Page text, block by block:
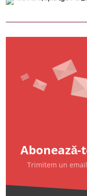
Trimitem un